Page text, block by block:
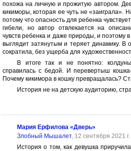
похожа на личную и прожитую автором.
кикиморы, которая ее чуть не «заиграла».
потому что опасность для ребенка
гибели, но автор отвлекается на
чувств ребенка и даже природы, и поэтому
выглядит затянутым и теряет динамику. В
сократила, без ущерба для
В итоге так и не понятно:
справилась с бедой. И перевертыш
Почему кикимора в кошку превращалась?
История не на детскую аудиторию,
Мария Ерфилова «Дверь»
Злобный Мышалет, 12 сентября 2021
История о том, как девушка